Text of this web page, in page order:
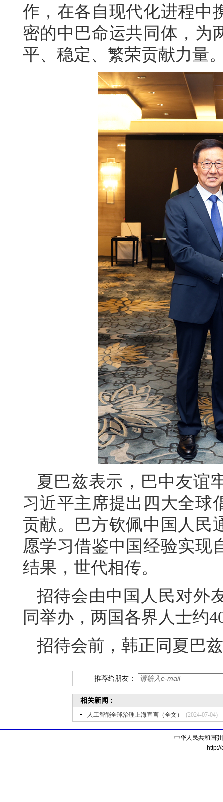
作，在各自现代化进程中
密的中巴命运共同体，为
平、稳定、繁荣贡献力量
夏巴兹表示，巴中友谊
习近平主席提出四大全球
贡献。巴方钦佩中国人民
愿学习借鉴中国经验实现
结果，世代相传。
招待会由中国人民对外
同举办，两国各界人士约
招待会前，韩正同夏巴
推荐给朋友：
相关新闻：
人工智能全球治理上海宣言（全文） (2024-07-04)
中华人民共和国